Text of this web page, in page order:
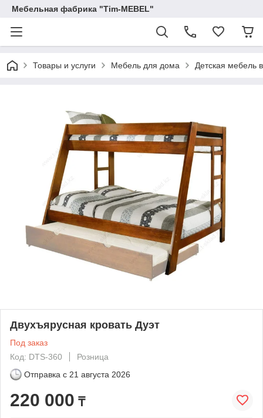
Мебельная фабрика "Tim-MEBEL"
Товары и услуги Мебель для дома Детская мебель
Двухъярусная кровать Дуэт
Под заказ
Код: DTS-360
Розница
Отправка с 21 августа 2026
220 000 ₸